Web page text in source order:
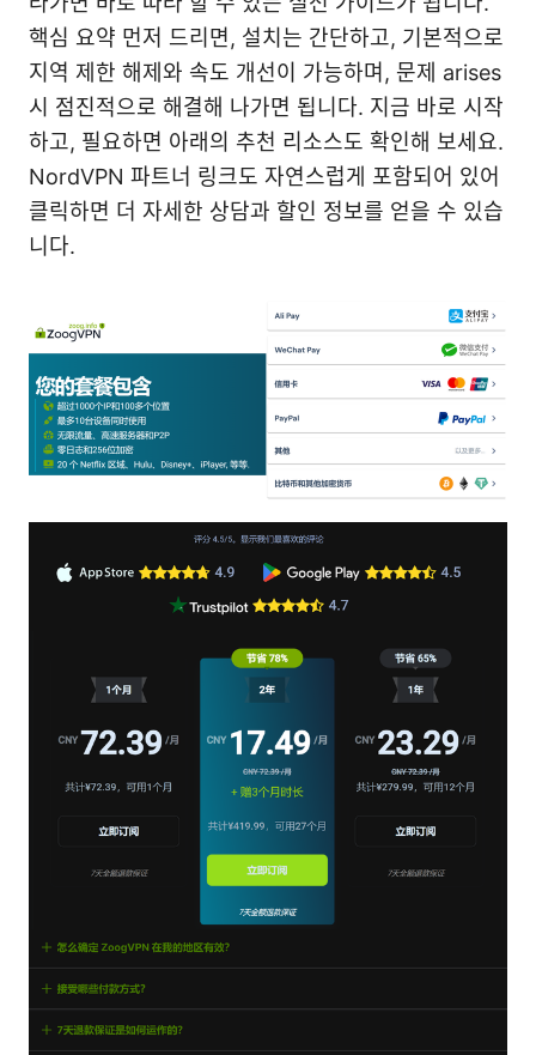
핵심 요약 먼저 드리면, 설치는 간단하고, 기본적으로
지역 제한 해제와 속도 개선이 가능하며, 문제 arises
시 점진적으로 해결해 나가면 됩니다. 지금 바로 시작
하고, 필요하면 아래의 추천 리소스도 확인해 보세요.
NordVPN 파트너 링크도 자연스럽게 포함되어 있어
클릭하면 더 자세한 상담과 할인 정보를 얻을 수 있습
니다.